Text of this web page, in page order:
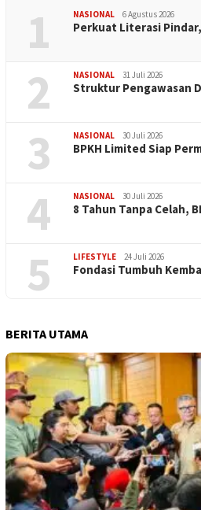
1 NASIONAL 6 Agustus 2026
Perkuat Literasi
2 NASIONAL 31 Juli 2026
​Struktur Pengawasan
3 NASIONAL 30 Juli 2026
BPKH Limited Siap
4 NASIONAL 30 Juli 2026
​8 Tahun Tanpa Celah,
5 LIFESTYLE 24 Juli 2026
Fondasi Tumbuh
BERITA UTAMA